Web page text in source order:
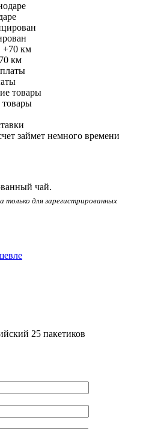
км
товары
займет немного времени
чай.
только для зарегистрированных
25 пакетиков